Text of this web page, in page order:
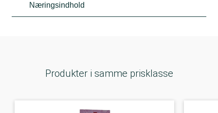
Næringsindhold
Produkter i samme prisklasse